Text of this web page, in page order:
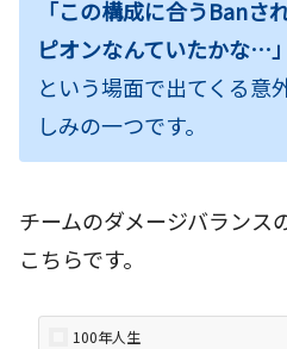
「この構成に合うBanさ
ピオンなんていたかな…」
という場面で出てくる意
しみの一つです。
チームのダメージバランス
こちらです。
100年人生